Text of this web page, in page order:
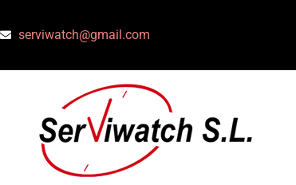
serviwatch@gmail.com